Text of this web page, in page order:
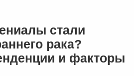
стали
рака?
и факторы